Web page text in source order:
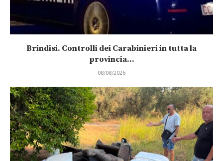
Brindisi. Controlli dei Carabinieri in tutta la
provincia...
08/08/2026